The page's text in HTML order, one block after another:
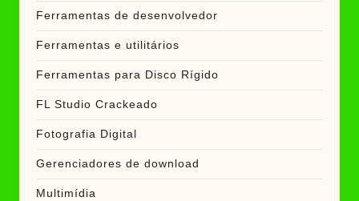
Ferramentas de desenvolvedor
Ferramentas e utilitários
Ferramentas para Disco Rígido
FL Studio Crackeado
Fotografia Digital
Gerenciadores de download
Multimídia